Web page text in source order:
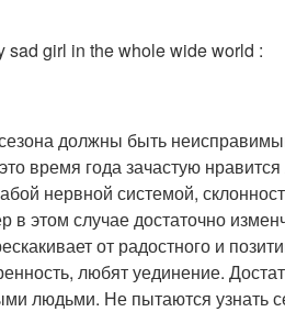
sad girl in the whole wide world :
должны быть
время года зачастую
нервной системой,
в этом случае достаточно
от радостного и
любят уединение.
людьми. Не пытаются узнать